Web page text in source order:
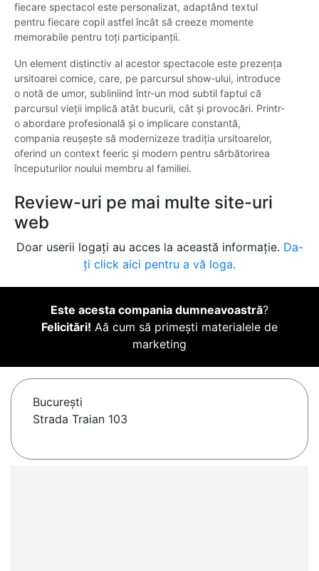
fiecare spectacol este personalizat, adaptând textul
pentru fiecare copil astfel încât să creeze momente
memorabile pentru toți participanții.
Un element distinctiv al acestor spectacole este prezența
ursitoarei comice, care, pe parcursul show-ului, introduce
o notă de umor, subliniind într-un mod subtil faptul că
parcursul vieții implică atât bucurii, cât și provocări. Printr-
o abordare profesională și o implicare constantă,
compania reușește să modernizeze tradiția ursitoarelor,
oferind un context feeric și modern pentru sărbătorirea
începuturilor noului membru al familiei.
Review-uri pe mai multe site-uri
web
Doar userii logați au acces la această informație. Da-
ți click aici pentru a vă loga.
Este acesta compania dumneavoastră?
Felicitări! Aă cum să primești materialele de
marketing
Bucureşti
Strada Traian 103